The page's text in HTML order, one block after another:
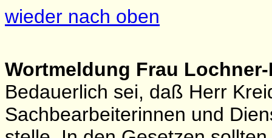
wieder nach oben
Wortmeldung Frau
Bedauerlich sei, daß Herr
Sachbearbeiterinnen und